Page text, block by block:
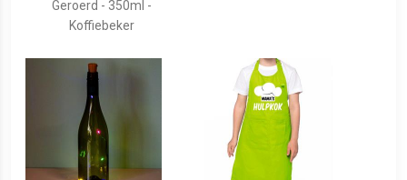
Geroerd - 350ml -
Koffiebeker